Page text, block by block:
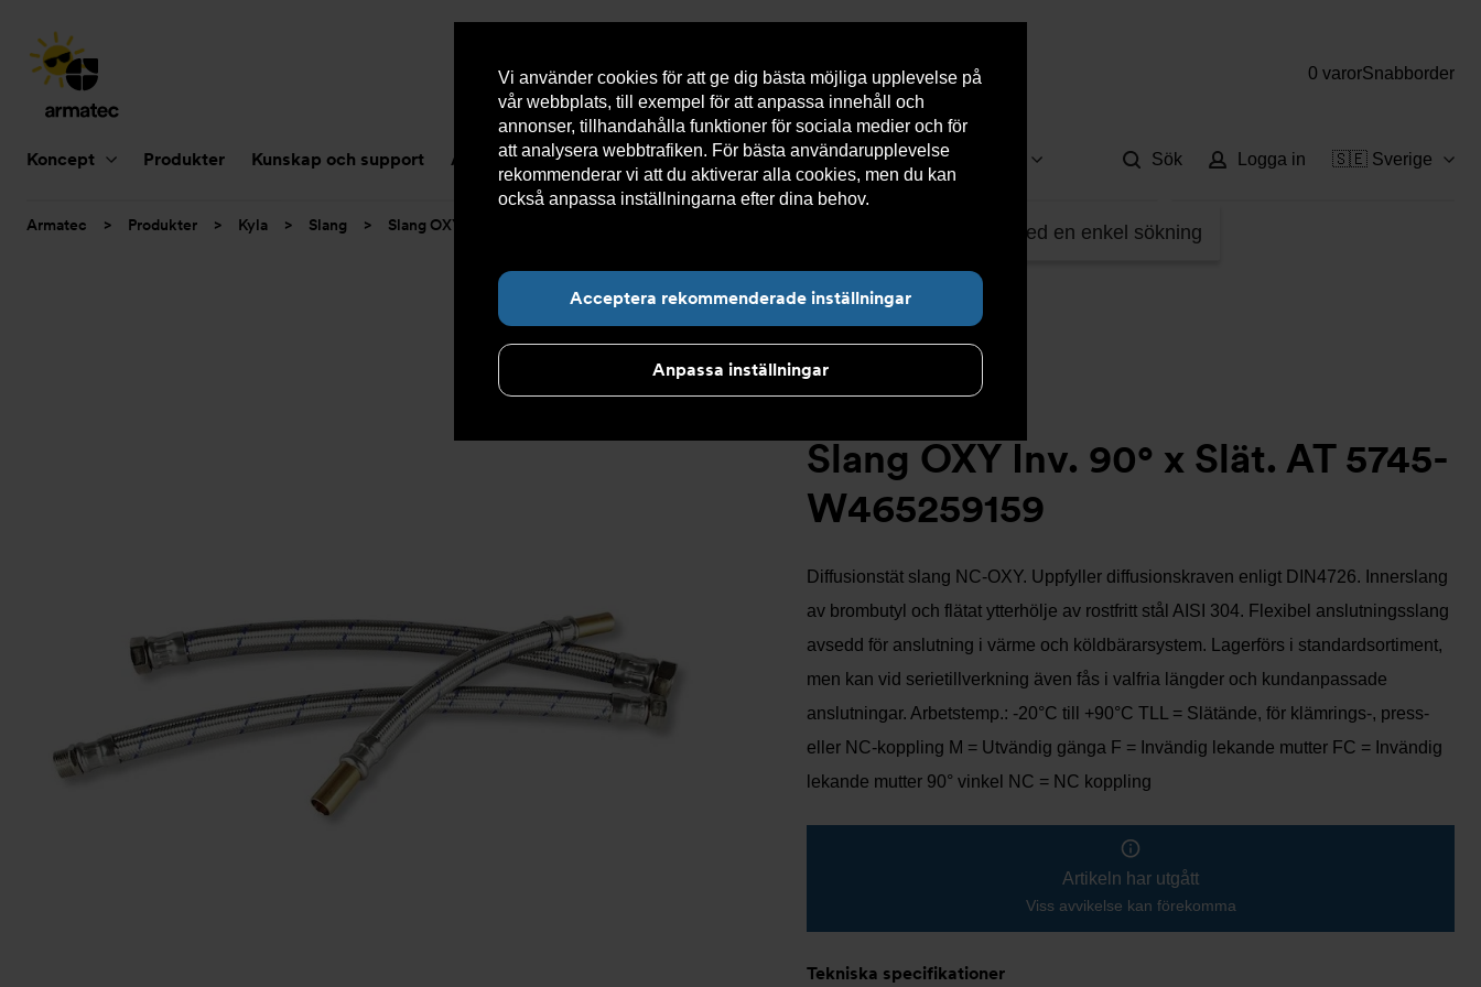
Vi använder cookies för att ge dig bästa möjliga upplevelse på
vår webbplats, till exempel för att anpassa innehåll och
annonser, tillhandahålla funktioner för sociala medier och för
att analysera webbtrafiken. För bästa användarupplevelse
rekommenderar vi att du aktiverar alla cookies, men du kan
också anpassa inställningarna efter dina behov.
Acceptera rekommenderade inställningar
Anpassa inställningar
0 varorSnabborder
Koncept Produkter Kunskap och support Aktuellt Om Armatec Hållbarhet Kontakta oss Kundservice
Hitta det du letar efter med en enkel sökning
Sök Logga in 🇸🇪 Sverige
Du
Armatec > Produkter > Kyla > Slang > Slang OXY
Slang OXY Inv. 90° x Slät. AT 5745-
W465259159
Diffusionstät slang NC-OXY. Uppfyller diffusionskraven enligt DIN4726. Innerslang
av brombutyl och flätat ytterhölje av rostfritt stål AISI 304. Flexibel anslutningsslang
avsedd för anslutning i värme och köldbärarsystem. Lagerförs i standardsortiment,
men kan vid serietillverkning även fås i valfria längder och kundanpassade
anslutningar. Arbetstemp.: -20°C till +90°C TLL = Slätände, för klämrings-, press-
eller NC-koppling M = Utvändig gänga F = Invändig lekande mutter FC = Invändig
lekande mutter 90° vinkel NC = NC koppling
Artikeln har utgått
Viss avvikelse kan förekomma
Tekniska specifikationer